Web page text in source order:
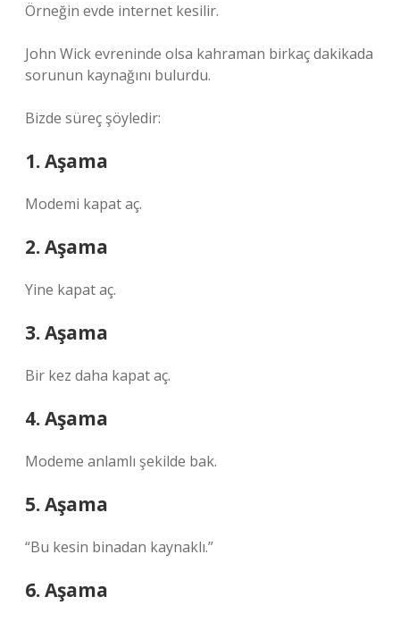
Örneğin evde internet kesilir.
John Wick evreninde olsa kahraman birkaç dakikada
sorunun kaynağını bulurdu.
Bizde süreç şöyledir:
1. Aşama
Modemi kapat aç.
2. Aşama
Yine kapat aç.
3. Aşama
Bir kez daha kapat aç.
4. Aşama
Modeme anlamlı şekilde bak.
5. Aşama
“Bu kesin binadan kaynaklı.”
6. Aşama